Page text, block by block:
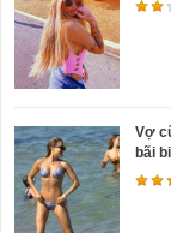
Vợ
bãi